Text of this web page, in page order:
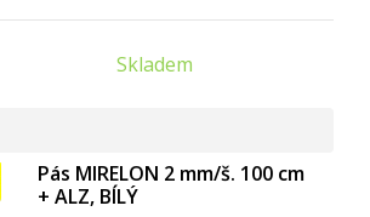
Skladem
Pás MIRELON 2 mm/š. 100 cm
+ ALZ, BÍLÝ